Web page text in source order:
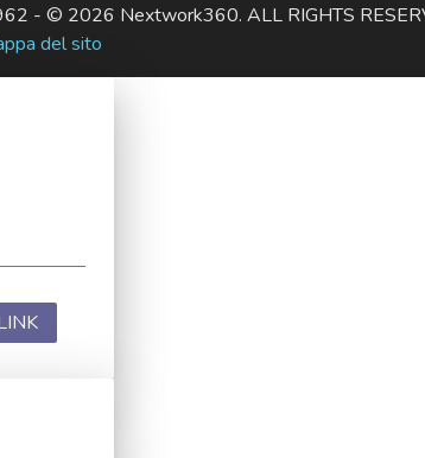
- © 2026 Nextwork360. ALL RIGHTS
del sito